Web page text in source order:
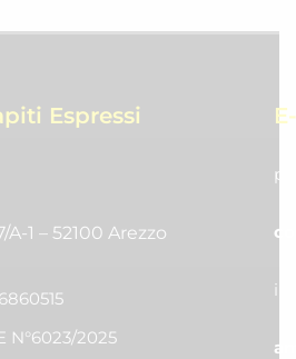
Espressi
1 – 52100 Arezzo
N°6023/2025